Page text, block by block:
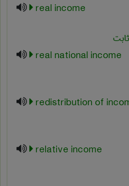
real income
real national income
redistribution of
relative income